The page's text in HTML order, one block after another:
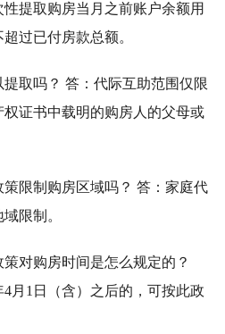
提取购房当月之前账户余额用
过已付房款总额。
提取吗？ 答：代际互助范围仅限
证书中载明的购房人的父母或
策限制购房区域吗？ 答：家庭代
限制。
策对购房时间是怎么规定的？
月1日（含）之后的，可按此政